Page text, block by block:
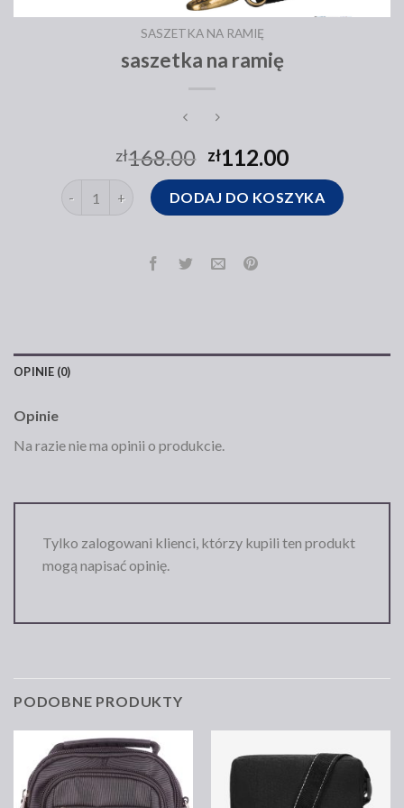
SASZETKA NA RAMIĘ
saszetka na ramię
zł168.00 zł112.00
ilość saszetka na ramięDODAJ DO KOSZYKA
OPINIE (0)
Opinie
Na razie nie ma opinii o produkcie.
Tylko zalogowani klienci, którzy kupili ten produkt
mogą napisać opinię.
PODOBNE PRODUKTY